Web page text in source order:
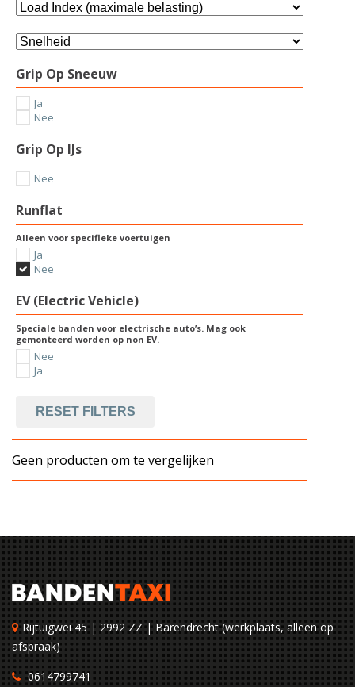
Grip Op Sneeuw
Ja
Nee
Grip Op IJs
Nee
Runflat
Alleen voor specifieke voertuigen
Ja
Nee
EV (Electric Vehicle)
Speciale banden voor electrische auto’s. Mag ook
gemonteerd worden op non EV.
Nee
Ja
RESET FILTERS
Geen producten om te vergelijken
Rijtuigwei 45 | 2992 ZZ | Barendrecht (werkplaats, alleen op
afspraak)
0614799741